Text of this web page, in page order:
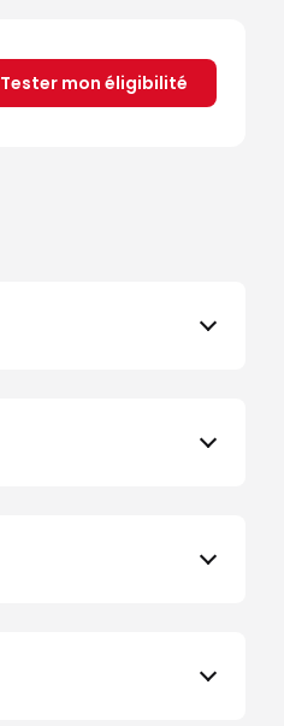
Tester mon éligibilité